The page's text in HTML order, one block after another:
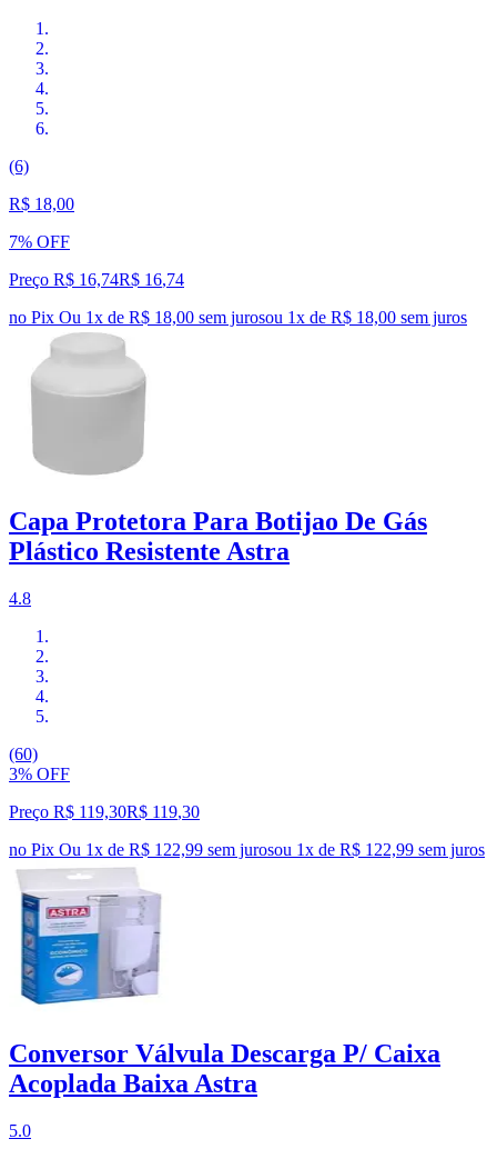
(6)
R$ 18,00
7% OFF
Preço R$ 16,74R$ 16,74
no Pix Ou 1x de R$ 18,00 sem jurosou 1x de R$ 18,00 sem juros
Capa Protetora Para Botijao De Gás
Plástico Resistente Astra
4.8
(60)
3% OFF
Preço R$ 119,30R$ 119,30
no Pix Ou 1x de R$ 122,99 sem jurosou 1x de R$ 122,99 sem juros
Conversor Válvula Descarga P/ Caixa
Acoplada Baixa Astra
5.0